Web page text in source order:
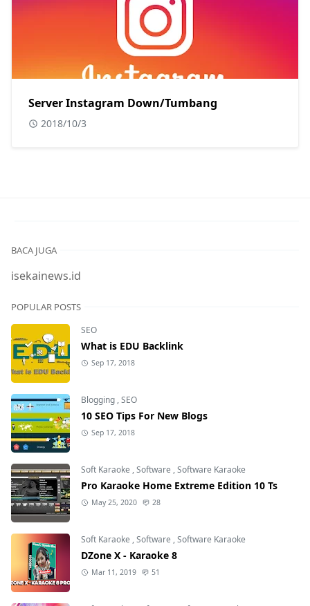
Server Instagram Down/Tumbang
2018/10/3
BACA JUGA
isekainews.id
POPULAR POSTS
SEO
What is EDU Backlink
Sep 17, 2018
Blogging ,SEO
10 SEO Tips For New Blogs
Sep 17, 2018
Soft Karaoke ,Software ,Software Karaoke
Pro Karaoke Home Extreme Edition 10 Ts
May 25, 2020 28
Soft Karaoke ,Software ,Software Karaoke
DZone X - Karaoke 8
Mar 11, 2019 51